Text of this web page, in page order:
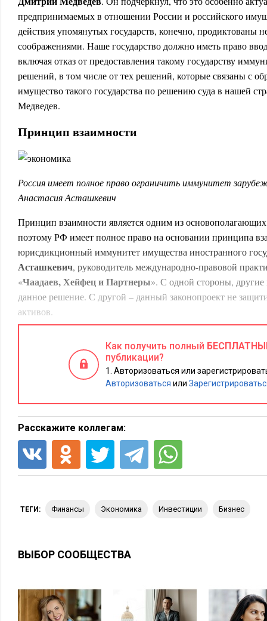
предпринимаемых в отношении России и российского
действия упомянутых государств, конечно, продиктованы
соображениями. Наше государство должно иметь право
включая отказ от предоставления такому государству
решений, в том числе от тех решений, которые связаны с
имущество такого государства по решению суда в нашей
Медведев.
Принцип взаимности
Россия имеет полное право ограничить иммунитет
Анастасия Асташкевич
Принцип взаимности является одним из
поэтому РФ имеет полное право на основании принципа
юрисдикционный иммунитет имущества иностранного
Асташкевич, руководитель международно-правовой
«Чаадаев, Хейфец и Партнеры». С одной стороны, другие
данное решение. С другой – данный законопроект не
активов.
ограничивать юрисдикционныйиммунитет иностранного
Опять же пределы иммунитета будут определяться, по
ситуации, не будут иметь четкого законодательного
Как получить полный
публикации?
Авторизоваться или
Авторизоваться или
Расскажите коллегам:
ТЕГИ: финансы экономика инвестиции бизнес
ВЫБОР СООБЩЕСТВА